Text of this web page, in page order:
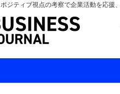
ポジティブ視点の考察で企業活動を応援